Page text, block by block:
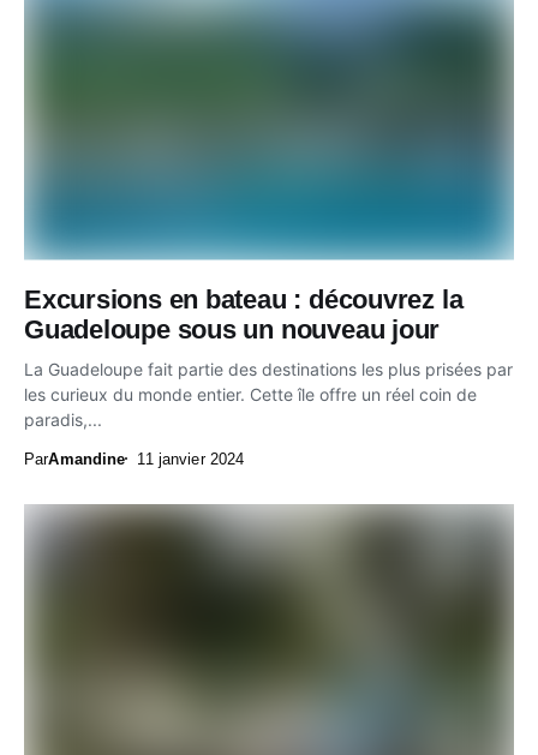
Excursions en bateau : découvrez la
Guadeloupe sous un nouveau jour
La Guadeloupe fait partie des destinations les plus prisées par
les curieux du monde entier. Cette île offre un réel coin de
paradis,...
ParAmandine 11 janvier 2024